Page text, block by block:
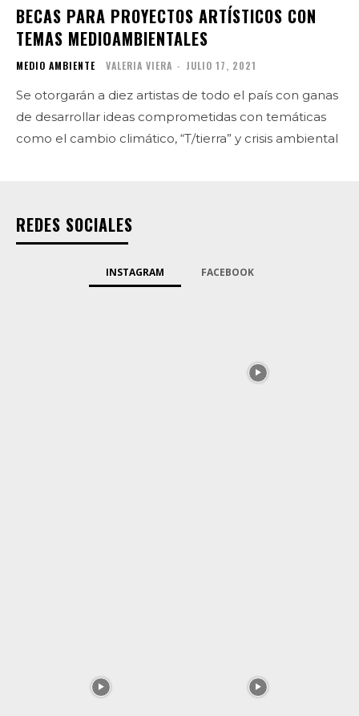
BECAS PARA PROYECTOS ARTÍSTICOS CON
TEMAS MEDIOAMBIENTALES
MEDIO AMBIENTE VALERIA VIERA - JULIO 17, 2021
Se otorgarán a diez artistas de todo el país con ganas
de desarrollar ideas comprometidas con temáticas
como el cambio climático, “T/tierra” y crisis ambiental
REDES SOCIALES
INSTAGRAM FACEBOOK